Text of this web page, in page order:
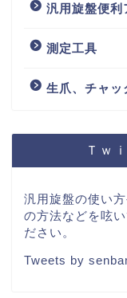
汎用旋盤便利
測定工具
生爪、チャッ
Ｔｗ
汎用旋盤の使い
の方法などを呟
ださい。
Tweets by